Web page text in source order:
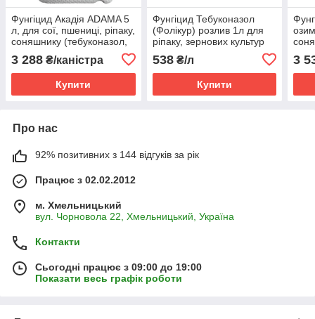
Фунгіцид Акадія ADAMA 5
л, для сої, пшениці, ріпаку,
соняшнику (тебуконазол,
3 288 ₴/каністра
Купити
Фунгіцид Тебуконазол
(Фолікур) розлив 1л для
ріпаку, зернових культур
538₴/л
Купити
3
Про нас
92% позитивних з 144 відгуків за рік
Працює з 02.02.2012
м. Хмельницький
вул. Чорновола 22, Хмельницький, Україна
Контакти
Сьогодні працює з 09:00 до 19:00
Показати весь графік роботи